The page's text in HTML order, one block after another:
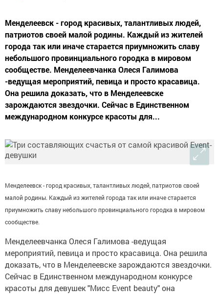
Менделеевск - город красивых, талантливых людей,
патриотов своей малой родины. Каждый из жителей
города так или иначе старается приумножить славу
небольшого провинциального городка в мировом
сообществе. Менделеевчанка Олеся Галимова
-ведущая мероприятий, певица и просто красавица.
Она решила доказать, что в Менделеевске
зарождаются звездочки. Сейчас в Единственном
международном конкурсе красоты для...
Менделеевск - город красивых, талантливых людей, патриотов своей
малой родины. Каждый из жителей города так или иначе старается
приумножить славу небольшого провинциального городка в мировом
сообществе.
Менделеевчанка Олеся Галимова -ведущая
мероприятий, певица и просто красавица. Она решила
доказать, что в Менделеевске зарождаются звездочки.
Сейчас в Единственном международном конкурсе
красоты для девушек "Мисс Event beauty" она